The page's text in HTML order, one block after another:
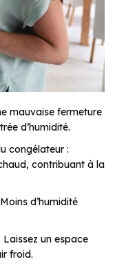
mauvaise fermeture
d’humidité.
congélateur :
contribuant à la
d’humidité
un espace
froid.